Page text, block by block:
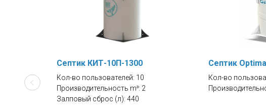
Септик КИТ-10П-1300
Кол-во пользователей: 10
Производительность m³: 2
Залповый сброс (л): 440
Септик
Кол-во